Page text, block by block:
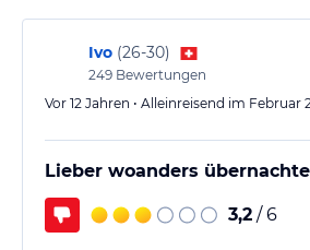
Fuß zu erreichen sind, leckeres
der Nähe vom Naiharn-Strand gibt
Badebuchten (Baan Krating und Ao
man gut schnorcheln…
Ivo (26-30)
249 Bewertungen
Vor 12 Jahren • Alleinreisend im Februar
Lieber woanders
3,2 / 6